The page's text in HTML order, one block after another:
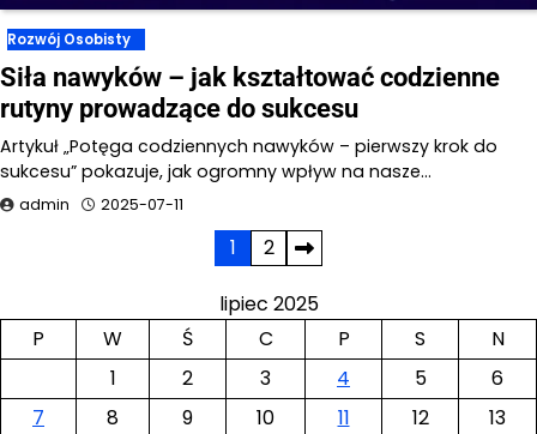
Rozwój Osobisty
Siła nawyków – jak kształtować codzienne
rutyny prowadzące do sukcesu
Artykuł „Potęga codziennych nawyków – pierwszy krok do
sukcesu” pokazuje, jak ogromny wpływ na nasze…
admin 2025-07-11
1 2
lipiec 2025
P
W Ś C P S
N
1
2 3 4 5
6
7
8 9 10 11 12
13